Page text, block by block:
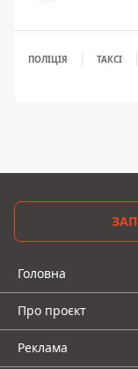
ПОЛІЦІЯ ТАКСІ
Головна
Про проєкт
Реклама